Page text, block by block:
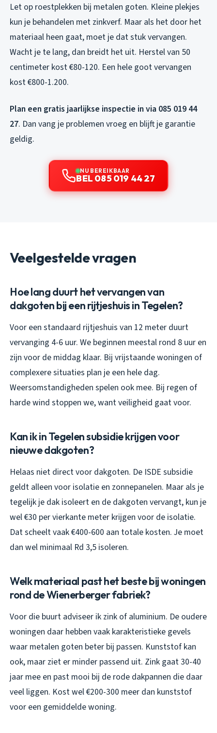
Let op roestplekken bij metalen goten. Kleine plekjes
kun je behandelen met zinkverf. Maar als het door het
materiaal heen gaat, moet je dat stuk vervangen.
Wacht je te lang, dan breidt het uit. Herstel van 50
centimeter kost €80-120. Een hele goot vervangen
kost €800-1.200.
Plan een gratis jaarlijkse inspectie in via 085 019 44
27. Dan vang je problemen vroeg en blijft je garantie
geldig.
NU BEREIKBAAR
BEL 085 019 44 27
Veelgestelde vragen
Hoe lang duurt het vervangen van
dakgoten bij een rijtjeshuis in Tegelen?
Voor een standaard rijtjeshuis van 12 meter duurt
vervanging 4-6 uur. We beginnen meestal rond 8 uur en
zijn voor de middag klaar. Bij vrijstaande woningen of
complexere situaties plan je een hele dag.
Weersomstandigheden spelen ook mee. Bij regen of
harde wind stoppen we, want veiligheid gaat voor.
Kan ik in Tegelen subsidie krijgen voor
nieuwe dakgoten?
Helaas niet direct voor dakgoten. De ISDE subsidie
geldt alleen voor isolatie en zonnepanelen. Maar als je
tegelijk je dak isoleert en de dakgoten vervangt, kun je
wel €30 per vierkante meter krijgen voor de isolatie.
Dat scheelt vaak €400-600 aan totale kosten. Je moet
dan wel minimaal Rd 3,5 isoleren.
Welk materiaal past het beste bij woningen
rond de Wienerberger fabriek?
Voor die buurt adviseer ik zink of aluminium. De oudere
woningen daar hebben vaak karakteristieke gevels
waar metalen goten beter bij passen. Kunststof kan
ook, maar ziet er minder passend uit. Zink gaat 30-40
jaar mee en past mooi bij de rode dakpannen die daar
veel liggen. Kost wel €200-300 meer dan kunststof
voor een gemiddelde woning.